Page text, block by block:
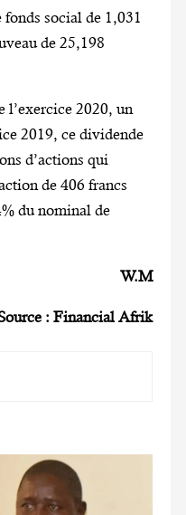
social de 1,031
de 25,198
l’exercice 2020, un
2019, ce dividende
d’actions qui
de 406 francs
du nominal de
W.M
: Financial Afrik